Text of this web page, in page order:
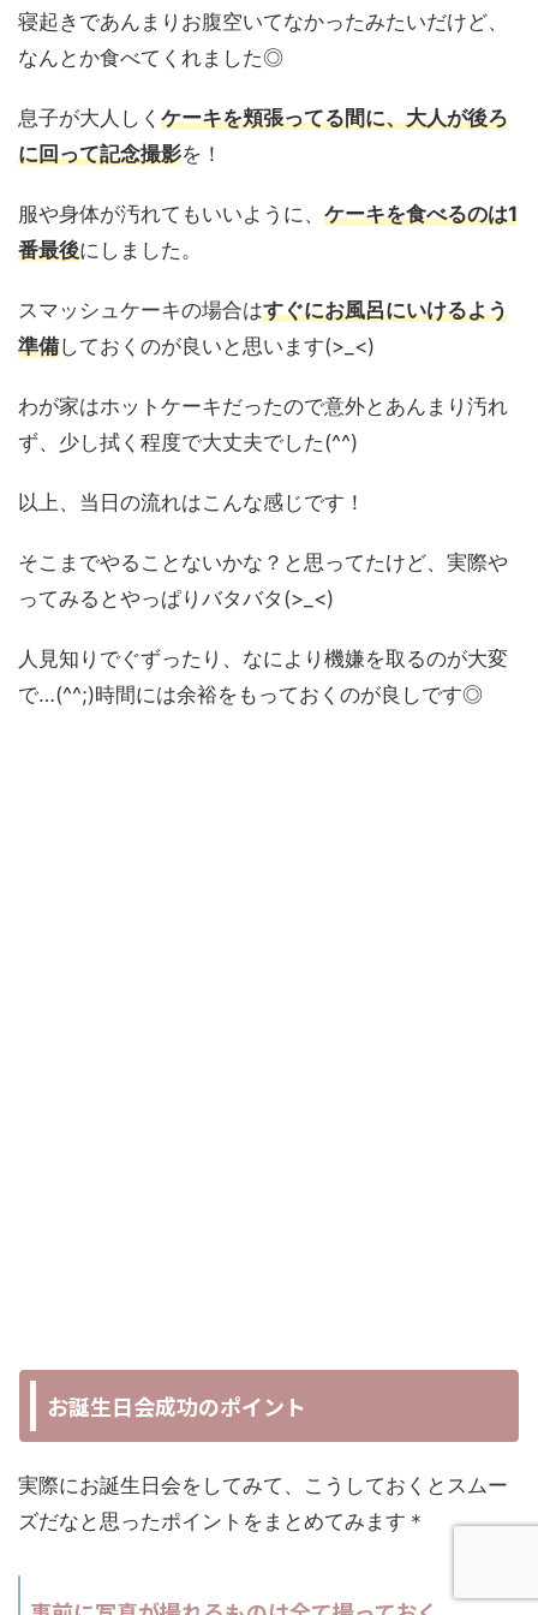
寝起きであんまりお腹空いてなかったみたいだけど、
なんとか食べてくれました◎
息子が大人しく ケーキを頬張ってる間に、大人が後ろ
に回って記念撮影を！
服や身体が汚れてもいいように、 ケーキを食べるのは1
番最後にしました。
スマッシュケーキの場合はすぐにお風呂にいけるよう
準備しておくのが良いと思います(>_<)
わが家はホットケーキだったので意外とあんまり汚れ
ず、少し拭く程度で大丈夫でした(^^)
以上、当日の流れはこんな感じです！
そこまでやることないかな？と思ってたけど、実際や
ってみるとやっぱりバタバタ(>_<)
人見知りでぐずったり、なにより機嫌を取るのが大変
で…(^^;)時間には余裕をもっておくのが良しです◎
お誕生日会成功のポイント
実際にお誕生日会をしてみて、こうしておくとスムー
ズだなと思ったポイントをまとめてみます＊